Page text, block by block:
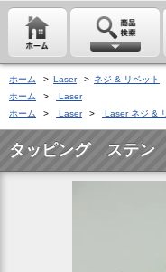
ホーム > Laser > ネジ & リベット
ホーム
>
Laser
ホーム
> Laser > Laser ネジ &
タッピング ステン